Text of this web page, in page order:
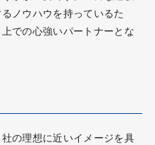
ノウハウを持っているた
での心強いパートナーとな
の理想に近いイメージを具